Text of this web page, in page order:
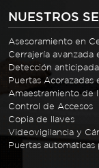
NUESTROS
Asesoramiento en
Cerrajería avanzada
Detección
Puertas Acorazadas
Amaestramiento de
Control de Accesos
Copia de llaves
Videovigilancia y
Puertas automáticas